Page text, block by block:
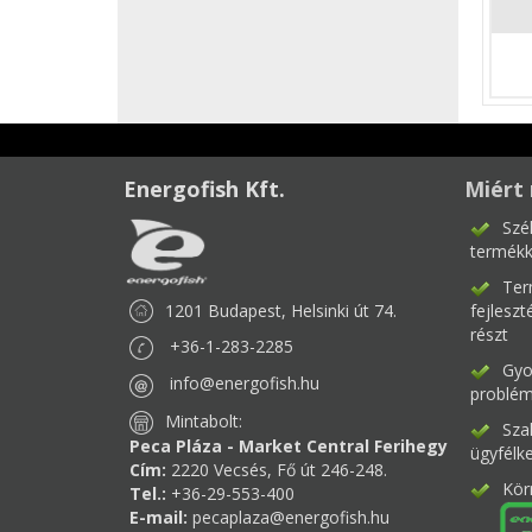
Energofish Kft.
1201 Budapest, Helsinki út 74.
+36-1-283-2285
info@energofish.hu
Mintabolt:
Peca Pláza - Market Central Ferihegy
Cím: 2220 Vecsés, Fő út 246-248.
Tel.: +36-29-553-400
E-mail: pecaplaza@energofish.hu
Miért
részt